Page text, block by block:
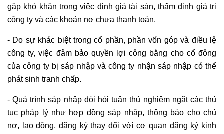
gặp khó khăn trong việc định giá tài sản, thẩm định giá trị
công ty và các khoản nợ chưa thanh toán.
- Do sự khác biệt trong cổ phần, phần vốn góp và điều lệ
công ty, việc đảm bảo quyền lợi công bằng cho cổ đông
của công ty bị sáp nhập và công ty nhận sáp nhập có thể
phát sinh tranh chấp.
- Quá trình sáp nhập đòi hỏi tuân thủ nghiêm ngặt các thủ
tục pháp lý như hợp đồng sáp nhập, thông báo cho chủ
nợ, lao động, đăng ký thay đổi với cơ quan đăng ký kinh